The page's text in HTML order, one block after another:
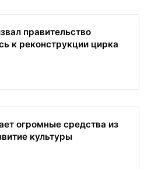
правительство
к реконструкции цирка
огромные средства из
культуры